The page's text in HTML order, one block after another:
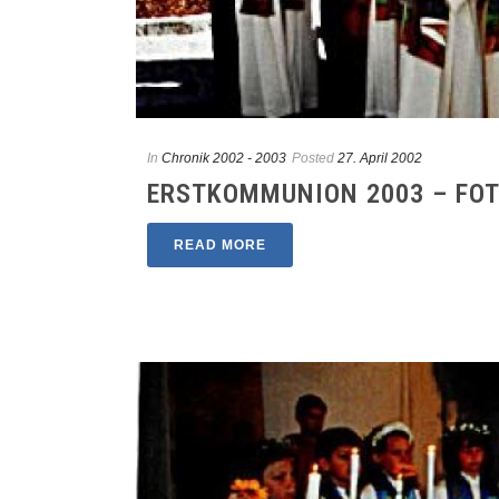
In Chronik 2002 - 2003 Posted 27. April 2002
ERSTKOMMUNION 2003 –
READ MORE